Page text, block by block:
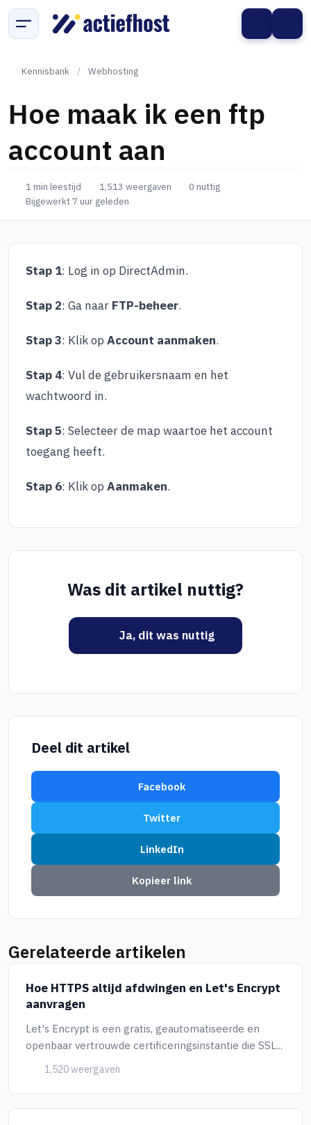
Kennisbank / Webhosting
Hoe maak ik een ftp
account aan
1 min leestijd 1,513 weergaven
0 nuttig
Bijgewerkt 7 uur geleden
Stap 1: Log in op DirectAdmin.
Stap 2: Ga naar FTP-beheer.
Stap 3: Klik opAccount aanmaken.
Stap 4: Vul de gebruikersnaam en het
wachtwoord in.
Stap 5: Selecteer de map waartoe het account
toegang heeft.
Stap 6: Klik opAanmaken.
Was dit artikel nuttig?
Ja, dit was nuttig
Deel dit artikel
Facebook
Twitter
LinkedIn
Kopieer link
Gerelateerde artikelen
Hoe HTTPS altijd afdwingen en Let's Encrypt
aanvragen
Let's Encrypt is een gratis, geautomatiseerde en
openbaar vertrouwde certificeringsinstantie die SSL...
1,520 weergaven